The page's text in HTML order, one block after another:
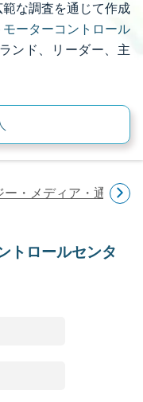
な調査を通じて作成
ーターコントロール
ンド、リーダー、主
ー・メディア・通信研
トロールセンタ